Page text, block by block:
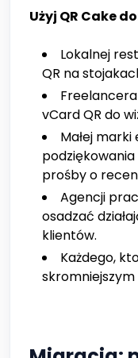
Użyj QR Cake
Lokalnej
QR na
vCard QR do
Małej
prośby o
Agencji
osadzać
klientów.
Każdego,